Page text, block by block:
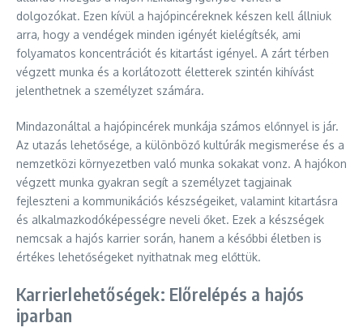
dolgozókat. Ezen kívül a hajópincéreknek készen kell állniuk
arra, hogy a vendégek minden igényét kielégítsék, ami
folyamatos koncentrációt és kitartást igényel. A zárt térben
végzett munka és a korlátozott életterek szintén kihívást
jelenthetnek a személyzet számára.
Mindazonáltal a hajópincérek munkája számos előnnyel is jár.
Az utazás lehetősége, a különböző kultúrák megismerése és a
nemzetközi környezetben való munka sokakat vonz. A hajókon
végzett munka gyakran segít a személyzet tagjainak
fejleszteni a kommunikációs készségeiket, valamint kitartásra
és alkalmazkodóképességre neveli őket. Ezek a készségek
nemcsak a hajós karrier során, hanem a későbbi életben is
értékes lehetőségeket nyithatnak meg előttük.
Karrierlehetőségek: Előrelépés a hajós
iparban